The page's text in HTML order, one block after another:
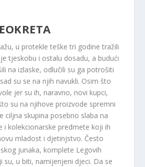
u protekle teške tri godine tražili
tjeskobu i ostalu dosadu, a budući
na izlaske, odlučili su ga potrošiti
su se na njih navukli. Osim što
jer su ih, naravno, novi kupci,
su na njihove proizvode spremni
ciljna skupina posebno slaba na
i kolekcionarske predmete koji ih
mladost i djetinjstvo. Često
junaka, komplete Legovih
su, u biti, namijenjeni djeci. Da se